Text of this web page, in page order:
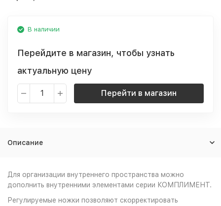
В наличии
Перейдите в магазин, чтобы узнать
актуальную цену
Перейти в магазин
Описание
Для организации внутреннего пространства можно
дополнить внутренними элементами серии КОМПЛИМЕНТ.
Регулируемые ножки позволяют скорректировать